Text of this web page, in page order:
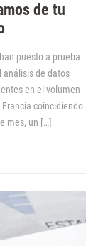
de tu
puesto a prueba
análisis de datos
en el volumen
coincidiendo
mes, un […]